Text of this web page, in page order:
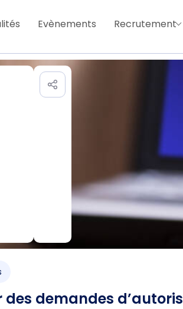
Evènements Recrutement
demandes